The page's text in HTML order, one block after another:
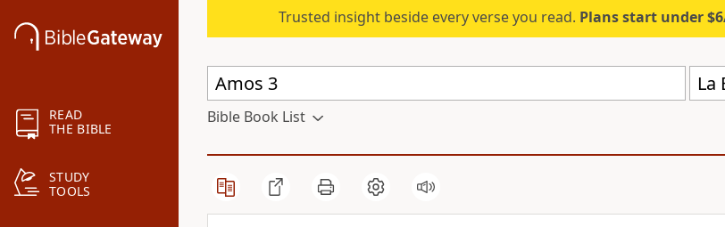
READ
THE BIBLE
STUDY
TOOLS
Trusted insight beside every verse you read. Plans start under
La
Bible Book List